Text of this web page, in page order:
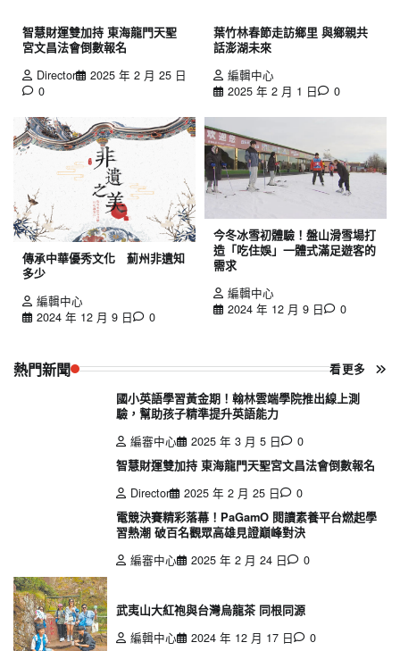
智慧財運雙加持 東海龍門天聖
宮文昌法會倒數報名
Director
2025 年 2 月 25 日
0
葉竹林春節走訪鄉里 與鄉親共
話澎湖未來
編輯中心
2025 年 2 月 1 日
0
傳承中華優秀文化 薊州非遺知
多少
編輯中心
2024 年 12 月 9 日
0
今冬冰雪初體驗！盤山滑雪場打
造「吃住娛」一體式滿足遊客的
需求
編輯中心
2024 年 12 月 9 日
0
熱門新聞 看更多
國小英語學習黃金期！翰林雲端學院推出線上測
驗，幫助孩子精準提升英語能力
編審中心
2025 年 3 月 5 日
0
智慧財運雙加持 東海龍門天聖宮文昌法會倒數報名
Director
2025 年 2 月 25 日
0
電競決賽精彩落幕！PaGamO 閱讀素養平台燃起學
習熱潮 破百名觀眾高雄見證巔峰對決
編審中心
2025 年 2 月 24 日 0
武夷山大紅袍與台灣烏龍茶 同根同源
編輯中心
2024 年 12 月 17 日 0